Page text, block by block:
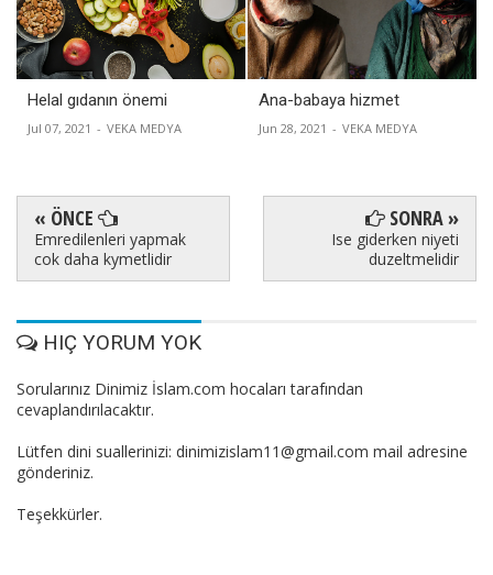
Helal gıdanın önemi
Jul 07, 2021 - VEKA MEDYA
Ana-babaya hizmet
Jun 28, 2021 - VEKA MEDYA
« ÖNCE
Emredilenleri yapmak
cok daha kymetlidir
SONRA »
Ise giderken niyeti
duzeltmelidir
HIÇ YORUM YOK
Sorularınız Dinimiz İslam.com hocaları tarafından
cevaplandırılacaktır.
Lütfen dini suallerinizi: dinimizislam11@gmail.com mail adresine
gönderiniz.
Teşekkürler.